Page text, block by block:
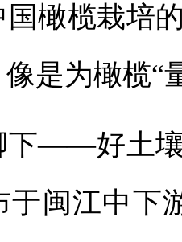
榄栽培的
是为橄榄“
——好土壤
于闽江中下